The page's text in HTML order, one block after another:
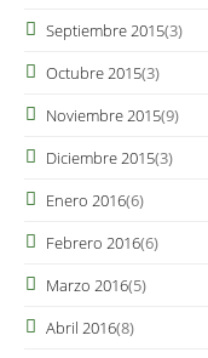
Septiembre 2015(3)
Octubre 2015(3)
Noviembre 2015(9)
Diciembre 2015(3)
Enero 2016(6)
Febrero 2016(6)
Marzo 2016(5)
Abril 2016(8)